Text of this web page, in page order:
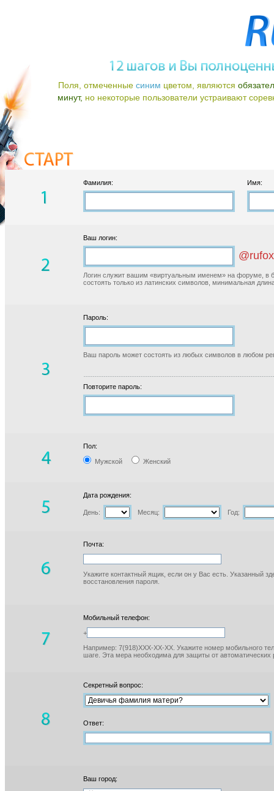
Поля, отмеченные синим цветом, являются
минут, но некоторые пользователи устраивают
Фамилия: Имя:
Ваш логин:
Логин служит вашим «виртуальным именем» на форуме, в
состоять только из латинских символов, минимальная
Пароль:
Ваш пароль может состоять из любых символов в любом
Повторите пароль:
Пол:
Мужской Женский
Дата рождения:
День: Месяц: Год:
Почта:
Укажите контактный ящик, если он у Вас есть. Указанный
восстановления пароля.
Мобильный телефон:
+
Например: 7(918)XXX-XX-XX. Укажите номер мобильного
шаге. Эта мера необходима для защиты от автоматических
Секретный вопрос:
Ответ:
Ваш город: